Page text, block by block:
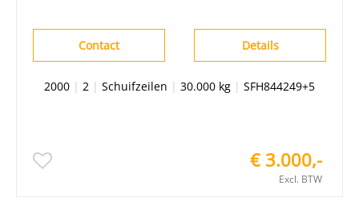
Details
Contact
2000 | 2 | Schuifzeilen | 30.000 kg | SFH844249+5
€ 3.000,-
Excl. BTW